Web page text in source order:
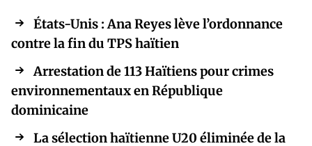
États-Unis : Ana Reyes lève l’ordonnance
contre la fin du TPS haïtien
Arrestation de 113 Haïtiens pour crimes
environnementaux en République
dominicaine
La sélection haïtienne U20 éliminée de la